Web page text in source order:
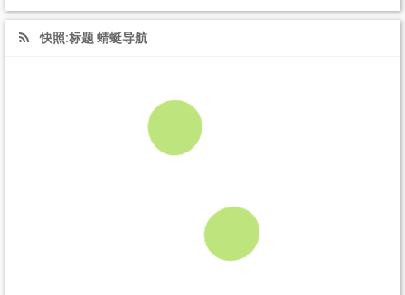
快照:标题 蜻蜓导航